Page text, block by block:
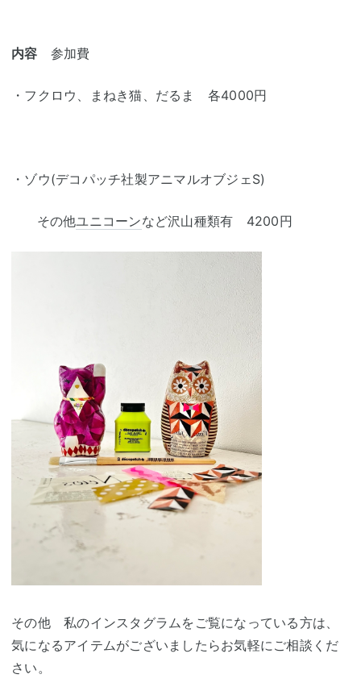
内容 参加費
・フクロウ、まねき猫、だるま 各4000円
・ゾウ(デコパッチ社製アニマルオブジェS)
その他ユニコーンなど沢山種類有 4200円
その他 私のインスタグラムをご覧になっている方は、
気になるアイテムがございましたらお気軽にご相談くだ
さい。